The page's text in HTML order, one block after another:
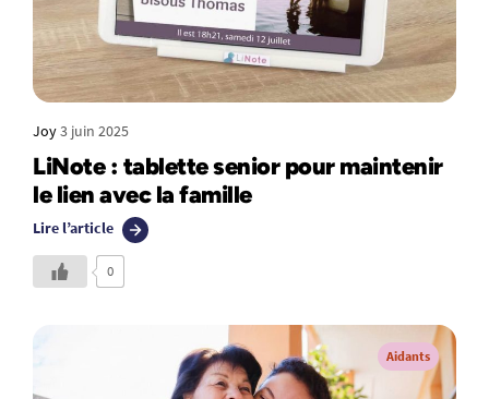
Joy3 juin 2025
LiNote : tablette senior pour maintenir
le lien avec la famille
Lire l’article
0
Aidants